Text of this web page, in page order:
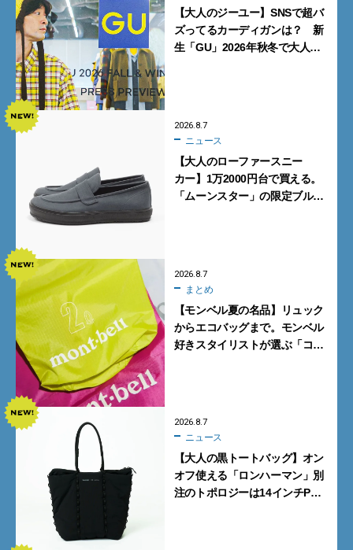
【大人のジーユー】SNSで超バ
ズってるカーディガンは？ 新
生「GU」2026年秋冬で大人メ
2026.8.7
ニュース
【大人のローファースニー
カー】1万2000円台で買える。
「ムーンスター」の限定ブルー
2026.8.7
まとめ
【モンベル夏の名品】リュック
からエコバッグまで。モンベル
好きスタイリストが選ぶ「コス
2026.8.7
ニュース
【大人の黒トートバッグ】オン
オフ使える「ロンハーマン」別
注のトポロジーは14インチPC